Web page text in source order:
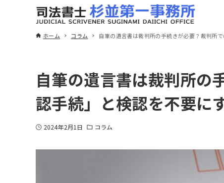
ホーム コラム 自筆の遺言書は裁判所の手続きが必要？裁判所
自筆の遺言書は裁判所の
認手続」と検認を不要に
2024年2月1日 コラム